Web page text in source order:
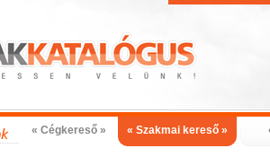
« Cégkereső » « Szakmai kereső »